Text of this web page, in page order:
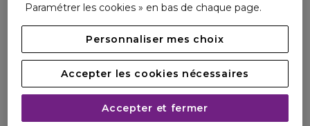
Paramétrer les cookies » en bas de chaque page.
Personnaliser mes choix
Accepter les cookies nécessaires
Accepter et fermer